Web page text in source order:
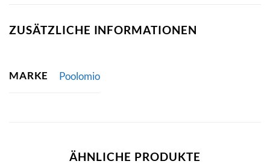
ZUSÄTZLICHE INFORMATIONEN
MARKE Poolomio
ÄHNLICHE PRODUKTE